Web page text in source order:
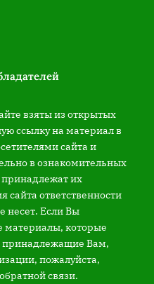
взяты из открытых
ссылку на материал в
сайта и
в ознакомительных
их
ответственности
несет. Если Вы
материалы, которые
принадлежащие Вам,
пожалуйста,
связи.